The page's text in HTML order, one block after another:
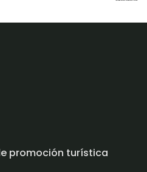
promoción turística